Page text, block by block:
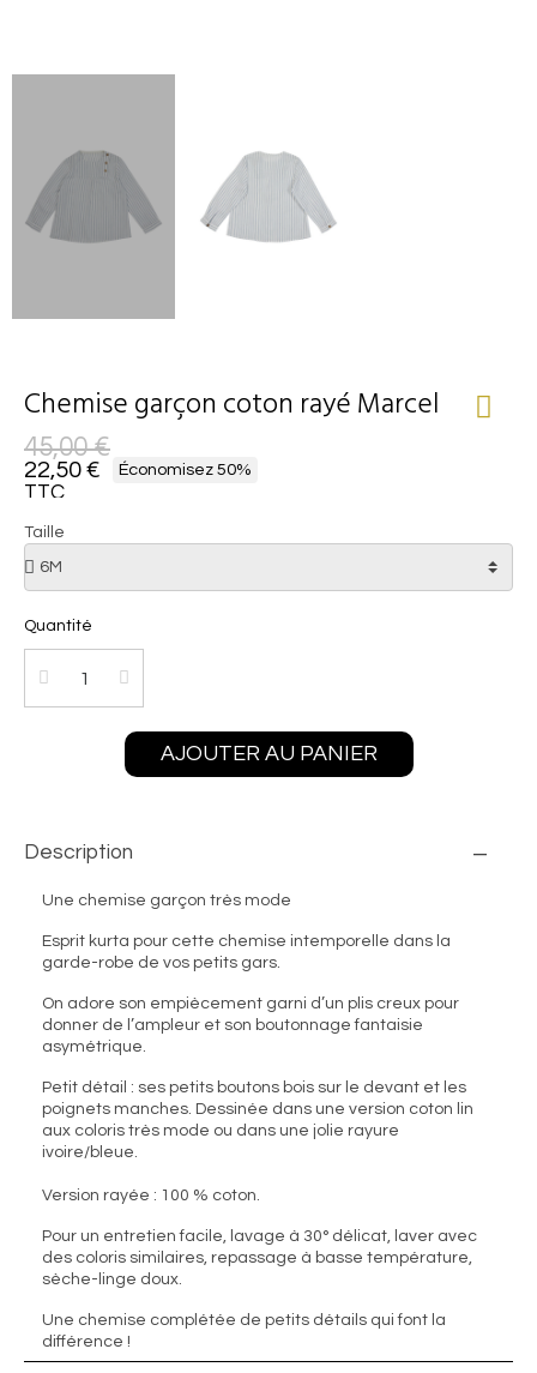
Chemise garçon coton rayé Marcel
45,00 €
22,50 € Économisez 50%
TTC
Taille
Quantité
AJOUTER AU PANIER
Description
Une chemise garçon très mode
Esprit kurta pour cette chemise intemporelle dans la
garde-robe de vos petits gars.
On adore son empiècement garni d’un plis creux pour
donner de l’ampleur et son boutonnage fantaisie
asymétrique.
Petit détail : ses petits boutons bois sur le devant et les
poignets manches. Dessinée dans une version coton lin
aux coloris très mode ou dans une jolie rayure
ivoire/bleue.
Version rayée : 100 % coton.
Pour un entretien facile, lavage à 30° délicat, laver avec
des coloris similaires, repassage à basse température,
sèche-linge doux.
Une chemise complétée de petits détails qui font la
différence !